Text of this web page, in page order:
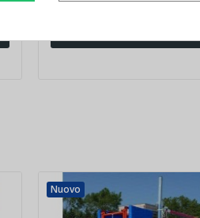
Nuovo